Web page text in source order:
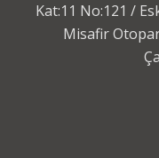
Kat:11 No:121 /
Misafir